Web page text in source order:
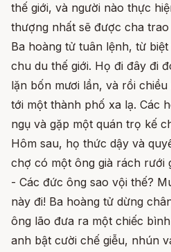
thế giới, và người nào thực
thượng nhất sẽ được cha
Ba hoàng tử tuân lệnh, từ
chu du thế giới. Họ đi đây đi
lặn bốn mươi lần, và rồi
tới một thành phố xa lạ. Các
ngụ và gặp một quán trọ kế
Hôm sau, họ thức dậy và
chợ có một ông già rách rưới
- Các đức ông sao vội thế?
này đi! Ba hoàng tử dừng
ông lão đưa ra một chiếc
anh bật cười chế giễu, nhún